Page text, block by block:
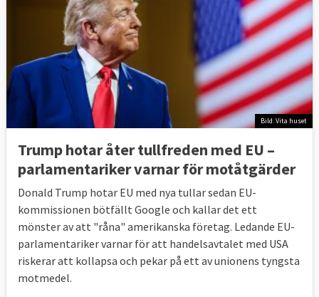
Bild: Vita huset
Trump hotar åter tullfreden med EU –
parlamentariker ⁠varnar för motåtgärder
Donald Trump hotar EU med nya tullar sedan EU-
kommissionen bötfällt Google och kallar det ett
mönster av att "råna" amerikanska företag. Ledande EU-
parlamentariker varnar för att handelsavtalet med USA
riskerar att kollapsa och pekar på ett av unionens tyngsta
motmedel.